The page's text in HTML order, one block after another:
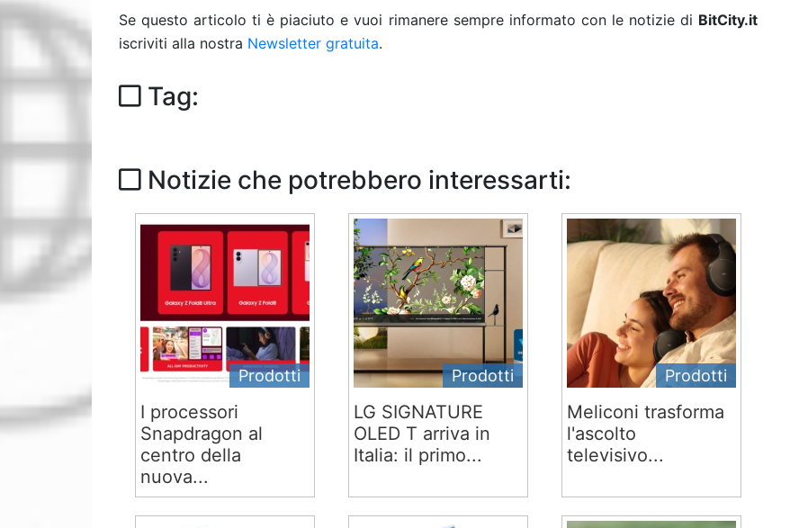
Se questo articolo ti è piaciuto e vuoi rimanere sempre informato con le notizie di BitCity.it
iscriviti alla nostra Newsletter gratuita.
Tag:
Notizie che potrebbero interessarti:
Prodotti
I processori
Snapdragon al
centro della
nuova...
Prodotti
LG SIGNATURE
OLED T arriva in
Italia: il primo...
Prodotti
Meliconi trasforma
l'ascolto
televisivo...